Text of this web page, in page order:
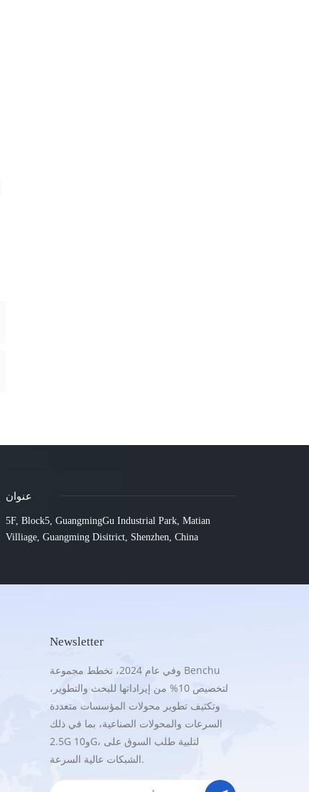
عنوان
5F, Block5, GuangmingGu Industrial Park, Matian
Villiage, Guangming Disitrict, Shenzhen, China
Newsletter
وفي عام 2024، تخطط مجموعة Benchu
لتخصيص 10% من إيراداتها للبحث والتطوير،
وتكثيف تطوير محولات المؤسسات متعددة
السرعات والمحولات الصناعية، بما في ذلك
2.5G و10G، لتلبية طلب السوق على
الشبكات عالية السرعة.